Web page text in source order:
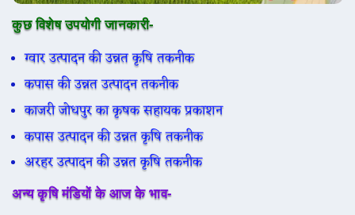
कुछ विशेष उपयोगी जानकारी-
ग्वार उत्पादन की उन्नत कृषि तकनीक
कपास की उन्नत उत्पादन तकनीक
काजरी जोधपुर का कृषक सहायक प्रकाशन
कपास उत्पादन की उन्नत कृषि तकनीक
अरहर उत्पादन की उन्नत कृषि तकनीक
अन्य कृषि मंडियों के आज के भाव-